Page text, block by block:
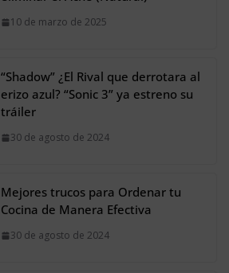
10 de marzo de 2025
“Shadow” ¿El Rival que derrotara al
erizo azul? “Sonic 3” ya estreno su
tráiler
30 de agosto de 2024
Mejores trucos para Ordenar tu
Cocina de Manera Efectiva
30 de agosto de 2024